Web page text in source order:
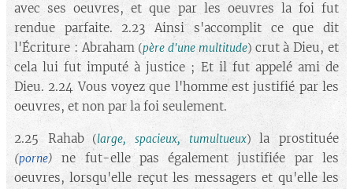
avec ses oeuvres, et que par les oeuvres la foi fut
rendue parfaite. 2.23 Ainsi s'accomplit ce que dit
l'Écriture : Abraham (père d'une multitude) crut à Dieu, et
cela lui fut imputé à justice ; Et il fut appelé ami de
Dieu. 2.24 Vous voyez que l'homme est justifié par les
oeuvres, et non par la foi seulement.
2.25 Rahab(large, spacieux, tumultueux)la prostituée
(porne)
ne fut-elle pas également justifiée par les
oeuvres, lorsqu'elle reçut les messagers et qu'elle les